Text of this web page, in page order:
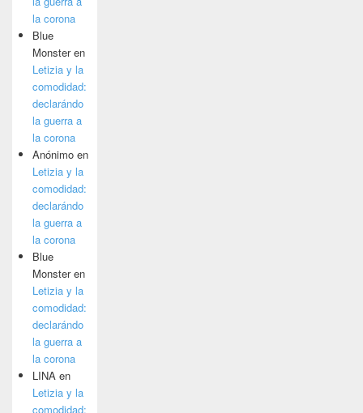
la corona
Blue
Monsteren
Letizia y la
comodidad:
declarándo
la guerra a
la corona
Anónimo en
Letizia y la
comodidad:
declarándo
la guerra a
la corona
Blue
Monsteren
Letizia y la
comodidad:
declarándo
la guerra a
la corona
LINA en
Letizia y la
comodidad: